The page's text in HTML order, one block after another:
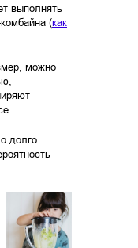
выполнять
(как
можно
долго